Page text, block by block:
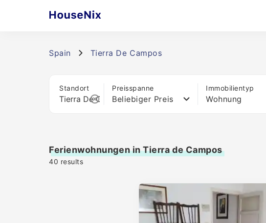
Spain Tierra De Campos
Standort Preisspanne
Beliebiger Preis
Immobilientyp
Wohnung
Ferienwohnungen in Tierra de Campos
40 results